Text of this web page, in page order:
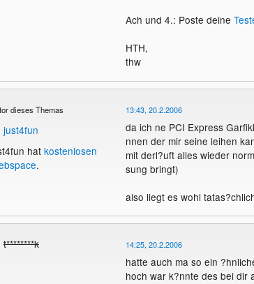
Ach und 4.: Poste deine
HTH,
thw
dieses Themas
just4fun
hatkostenlosen
.
13:43, 20.2.2006
da ich ne PCI Express
nnen der mir seine leihen
mit derl?uft alles wieder
sung bringt)
also liegt es wohl
t********k 14:25, 20.2.2006
hatte auch ma so ein
hoch war k?nnte des bei dir